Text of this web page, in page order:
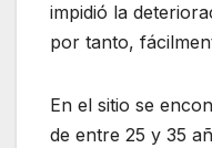
impidió la
por tanto,
En el sitio se
de entre 25 y 35